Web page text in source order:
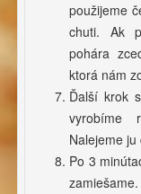
použijeme
chuti. Ak
pohára
ktorá nám
Ďalší krok
vyrobíme
Nalejeme
Po 3
zamiešame.